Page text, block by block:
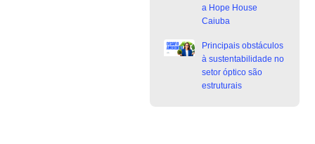
a Hope House
Caiuba
Principais obstáculos
à sustentabilidade no
setor óptico são
estruturais